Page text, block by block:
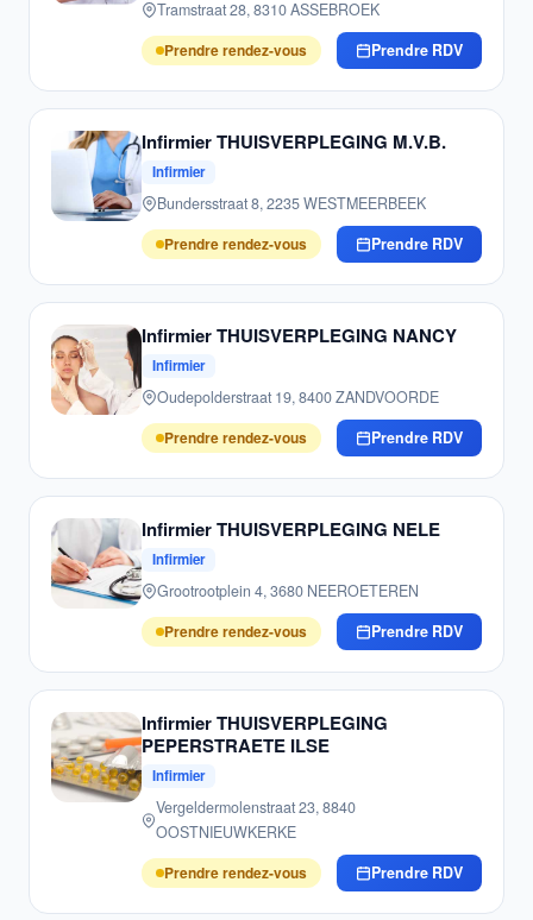
Tramstraat 28, 8310 ASSEBROEK
Prendre rendez-vous
Prendre RDV
Infirmier THUISVERPLEGING M.V.B.
Infirmier
Bundersstraat 8, 2235 WESTMEERBEEK
Prendre rendez-vous
Prendre RDV
Infirmier THUISVERPLEGING NANCY
Infirmier
Oudepolderstraat 19, 8400 ZANDVOORDE
Prendre rendez-vous
Prendre RDV
Infirmier THUISVERPLEGING NELE
Infirmier
Grootrootplein 4, 3680 NEEROETEREN
Prendre rendez-vous
Prendre RDV
Infirmier THUISVERPLEGING
PEPERSTRAETE ILSE
Infirmier
Vergeldermolenstraat 23, 8840
OOSTNIEUWKERKE
Prendre rendez-vous
Prendre RDV